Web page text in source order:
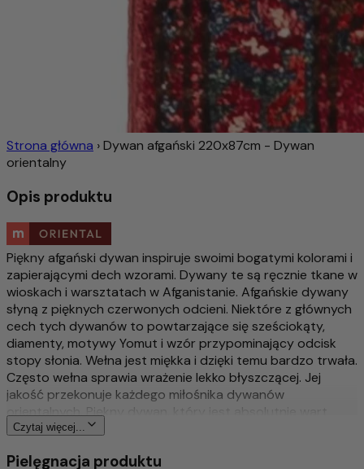
Strona główna ›Dywan afgański 220x87cm - Dywan
orientalny
Opis produktu
Piękny afgański dywan inspiruje swoimi bogatymi kolorami i
zapierającymi dech wzorami. Dywany te są ręcznie tkane w
wioskach i warsztatach w Afganistanie. Afgańskie dywany
słyną z pięknych czerwonych odcieni. Niektóre z głównych
cech tych dywanów to powtarzające się sześciokąty,
diamenty, motywy Yomut i wzór przypominający odcisk
stopy słonia. Wełna jest miękka i dzięki temu bardzo trwała.
Często wełna sprawia wrażenie lekko błyszczącej. Jej
jakość przekonuje każdego miłośnika dywanów
orientalnych. Piękny dywan, który jest absolutnie wart
swojej ceny.
Więcej o tym produkcie
Czytaj więcej...
Pielęgnacja produktu